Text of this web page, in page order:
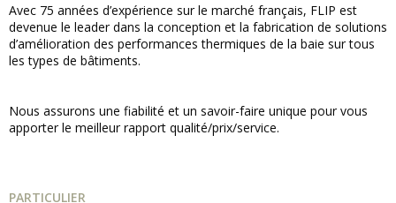
Avec 75 années d’expérience sur le marché français, FLIP est
devenue le leader dans la conception et la fabrication de solutions
d’amélioration des performances thermiques de la baie sur tous
les types de bâtiments.
Nous assurons une fiabilité et un savoir-faire unique pour vous
apporter le meilleur rapport qualité/prix/service.
PARTICULIER